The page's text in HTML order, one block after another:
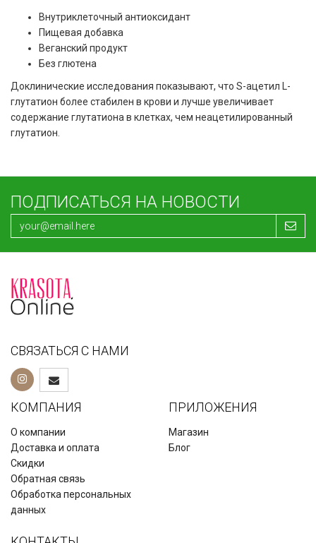
Внутриклеточный антиоксидант
Пищевая добавка
Веганский продукт
Без глютена
Доклинические исследования показывают, что S-ацетил L-
глутатион более стабилен в крови и лучше увеличивает
содержание глутатиона в клетках, чем неацетилированный
глутатион.
ПОДПИСАТЬСЯ НА НОВОСТИ
СВЯЗАТЬСЯ С НАМИ
КОМПАНИЯ
О компании
Доставка и оплата
Скидки
Обратная связь
Обработка персональных
данных
ПРИЛОЖЕНИЯ
Магазин
Блог